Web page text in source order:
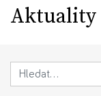
Aktuality